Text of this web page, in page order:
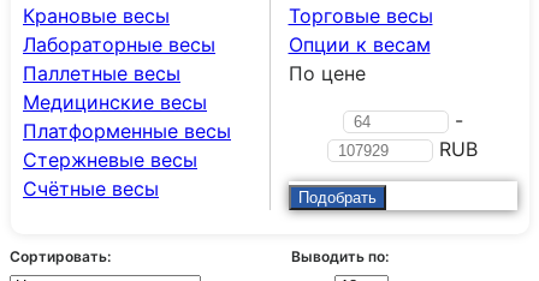
Крановые весы
Лабораторные весы
Паллетные весы
Медицинские весы
Платформенные весы
Стержневые весы
Счётные весы
Торговые весы
Опции к весам
По цене
-
RUB
Сортировать: Выводить по: